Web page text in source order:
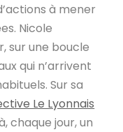
à mener
Nicole
sur une boucle
qui n’arrivent
Sur sa
Le Lyonnais
chaque jour, un